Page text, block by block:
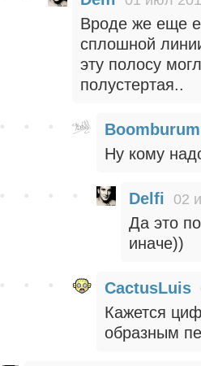
Вроде же еще
сплошной
эту полосу
полустертая..
Boomburum
Ну кому
Delfi 02
Да это
иначе))
CactusLuis
Кажется
образным